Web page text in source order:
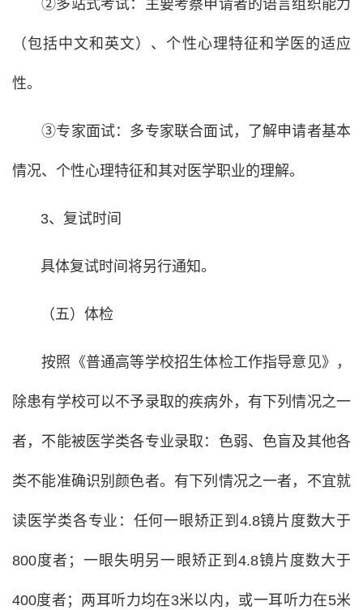
②多站式考试：主要考察申请者的语言组织能力
（包括中文和英文）、个性心理特征和学医的适应
性。
③专家面试：多专家联合面试，了解申请者基本
情况、个性心理特征和其对医学职业的理解。
3、复试时间
具体复试时间将另行通知。
（五）体检
按照《普通高等学校招生体检工作指导意见》，
除患有学校可以不予录取的疾病外，有下列情况之一
者，不能被医学类各专业录取：色弱、色盲及其他各
类不能准确识别颜色者。有下列情况之一者，不宜就
读医学类各专业：任何一眼矫正到4.8镜片度数大于
800度者；一眼失明另一眼矫正到4.8镜片度数大于
400度者；两耳听力均在3米以内，或一耳听力在5米